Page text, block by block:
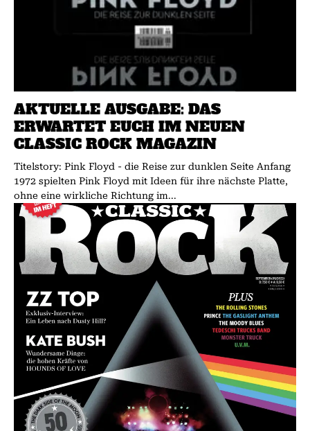
AKTUELLE AUSGABE: DAS
ERWARTET EUCH IM NEUEN
CLASSIC ROCK MAGAZIN
Titelstory: Pink Floyd - die Reise zur dunklen Seite Anfang
1972 spielten Pink Floyd mit Ideen für ihre nächste Platte,
ohne eine wirkliche Richtung im...